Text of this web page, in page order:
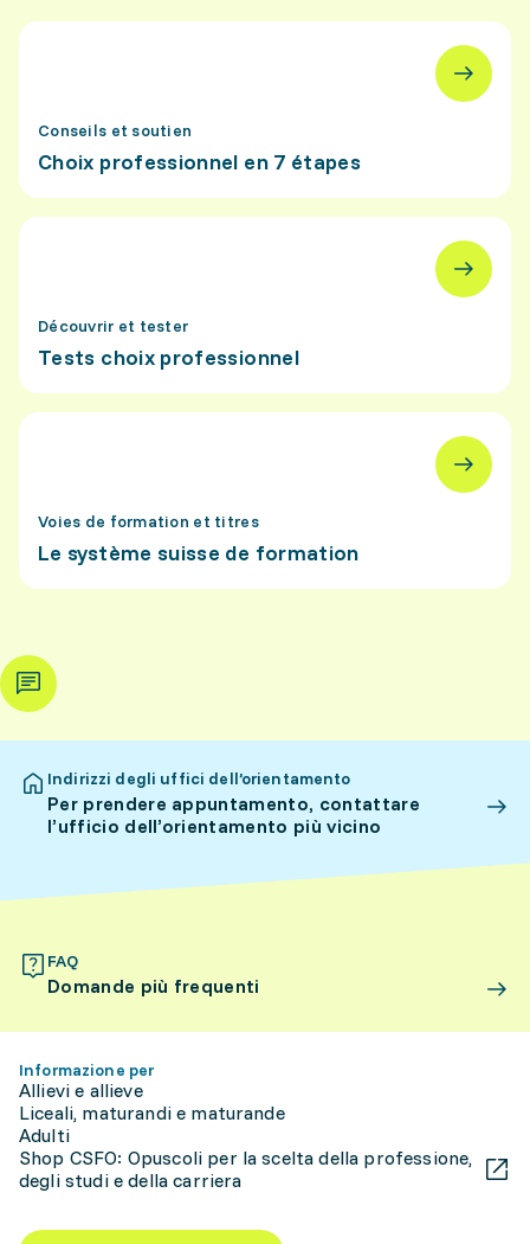
Conseils et soutien
Choix professionnel en 7 étapes
Découvrir et tester
Tests choix professionnel
Voies de formation et titres
Le système suisse de formation
Indirizzi degli uffici dell’orientamento
Per prendere appuntamento, contattare
l’ufficio dell’orientamento più vicino
FAQ
Domande più frequenti
Informazione per
Allievi e allieve
Liceali, maturandi e maturande
Adulti
Shop CSFO: Opuscoli per la scelta della professione,
degli studi e della carriera